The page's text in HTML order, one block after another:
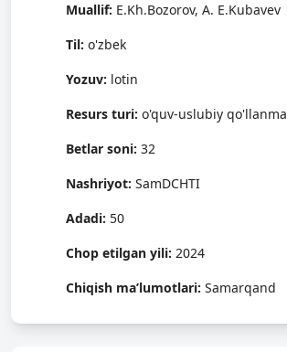
Muallif: E.Kh.Bozorov, A. E.Kubavev
Til: o'zbek
Yozuv: lotin
Resurs turi: o'quv-uslubiy qo'llanma
Betlar soni: 32
Nashriyot: SamDCHTI
Adadi: 50
Chop etilgan yili: 2024
Chiqish ma’lumotlari: Samarqand